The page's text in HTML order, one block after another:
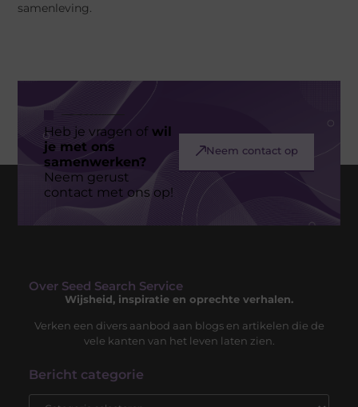
samenleving.
Heb je vragen ofwil
je met ons
samenwerken?
Neem gerust
contact met ons op!
Neem contact op
Over Seed Search Service
Wijsheid, inspiratie en oprechte verhalen.
Verken een divers aanbod aan blogs en artikelen die de
vele kanten van het leven laten zien.
Bericht categorie